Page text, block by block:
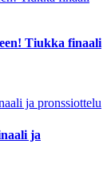
Tiukka finaali
ja